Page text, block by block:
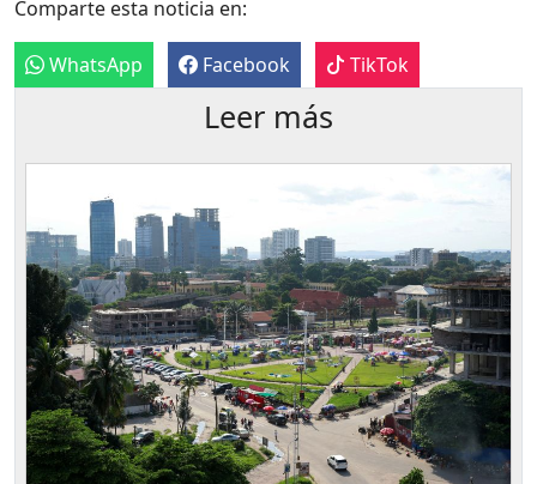
Comparte esta noticia en:
WhatsApp Facebook TikTok
Leer más